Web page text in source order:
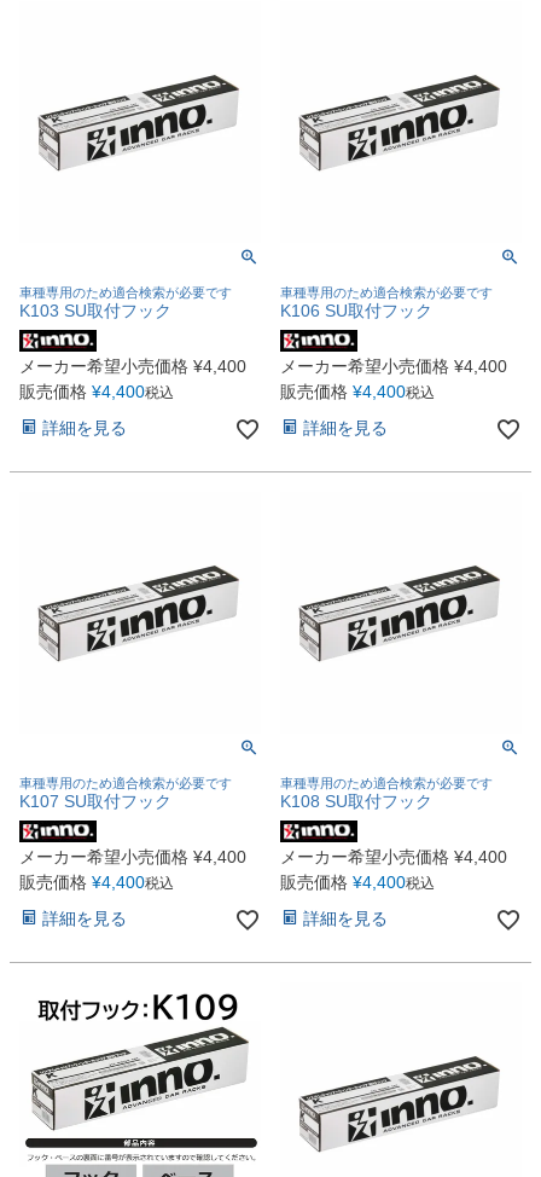
車種専用のため適合検索が必要です
K103 SU取付フック
メーカー希望小売価格 ¥4,400
販売価格 ¥4,400税込
詳細を見る
車種専用のため適合検索が必要です
K106 SU取付フック
メーカー希望小売価格 ¥4,400
販売価格 ¥4,400税込
詳細を見る
車種専用のため適合検索が必要です
K107 SU取付フック
メーカー希望小売価格 ¥4,400
販売価格 ¥4,400税込
詳細を見る
車種専用のため適合検索が必要です
K108 SU取付フック
メーカー希望小売価格 ¥4,400
販売価格 ¥4,400税込
詳細を見る